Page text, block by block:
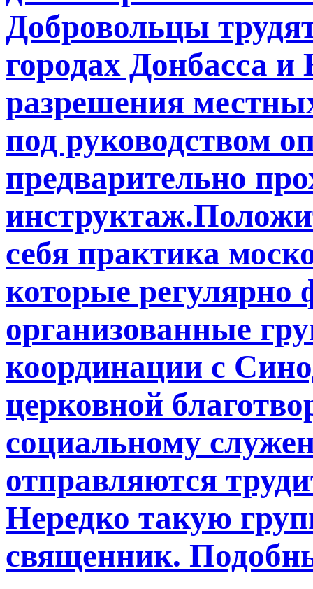
Добровольцы
городах Донбасса и
разрешения
под руководством
предварительно
себя практика
которые
организованные
координации с
церковной
социальному
отправляются
Нередко такую
священник.